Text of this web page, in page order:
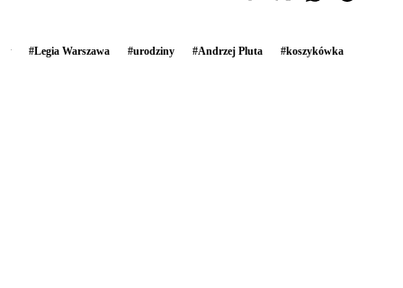
#Legia Warszawa #urodziny #Andrzej Pluta #koszykówka